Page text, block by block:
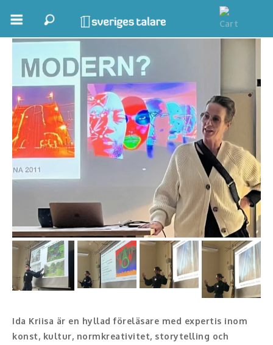
Boka ett möte
Samhällsnytta
Inspiration
Inspirerande Föreläsare
Personlig utveckling, målsättning
Life Stories & Trivsel
Keynote
Moderator, konferencier
Moderator
Workshopledare, facilitator
Ida Kriisa
Ida Kriisa är en hyllad föreläsare med expertis inom
konst, kultur, normkreativitet, storytelling och